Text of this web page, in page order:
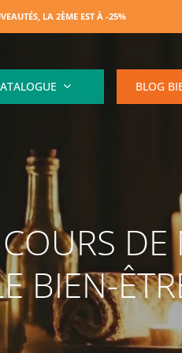
LA 2ÈME EST À -25%
BLOG
DE
BIEN-